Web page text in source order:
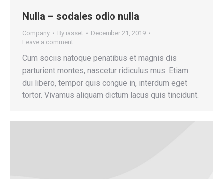
Nulla – sodales odio nulla
Company By iasset
December 21, 2019
Leave a comment
Cum sociis natoque penatibus et magnis dis
parturient montes, nascetur ridiculus mus. Etiam
dui libero, tempor quis congue in, interdum eget
tortor. Vivamus aliquam dictum lacus quis tincidunt.